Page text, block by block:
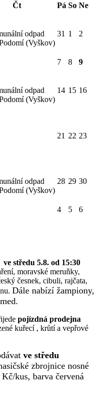
Čt Pá So Ne
odpad
(Vyškov)
31 1 2
7 8 9
odpad
(Vyškov)
14 15 16
21 22 23
odpad
(Vyškov)
28 29 30
4 5
6
ve středu 5.8. od 15:30
moravské meruňky,
česnek, cibuli, rajčata,
Dále nabízí žampiony,
pojízdná prodejna
kuřecí , krůtí a vepřové
ve středu
zbrojnice nosné
kus, barva červená